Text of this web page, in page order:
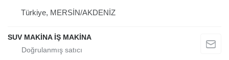
Türkiye, MERSİN/AKDENİZ
SUV MAKİNA İŞ MAKİNA